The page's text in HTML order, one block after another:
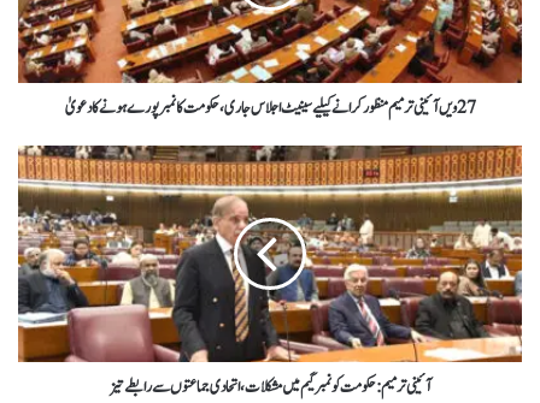
27 ویں آئینی ترمیم منظورکرانے کیلیے سینیٹ اجلاس جاری، حکومت کا نمبر پورے ہونے کا دعویٰ
آئینی ترمیم: حکومت کو نمبر گیم میں مشکلات، اتحادی جماعتوں سے رابطے تیز